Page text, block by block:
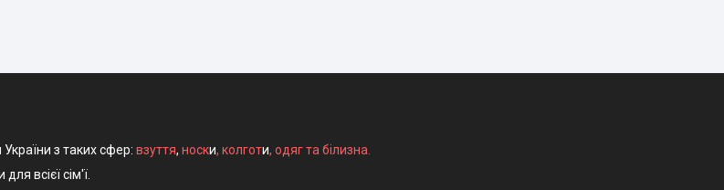
з таких сфер: взуття, носки, колготи, одяг та білизна.
всієї сім'ї.